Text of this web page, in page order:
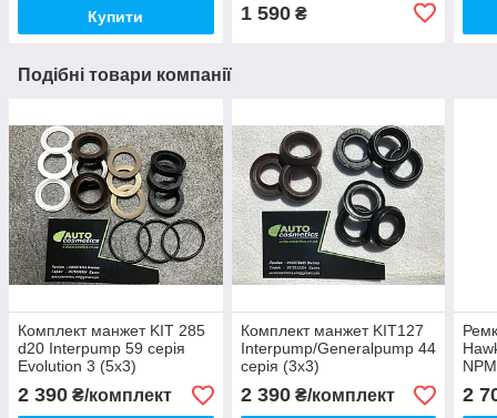
Купити 1 590₴
Подібні товари компанії
Комплект манжет KIT 285
d20 Interpump 59 серія
Evolution 3 (5х3)
2 390 ₴/комплект
Комплект манжет KIT127
Interpump/Generalpump 44
серія (3х3)
2 390₴/комплект
шт)
2